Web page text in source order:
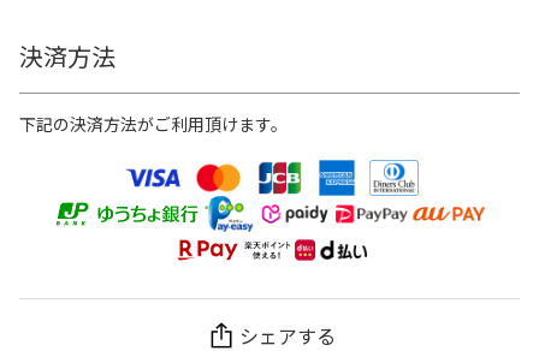
決済方法
下記の決済方法がご利用頂けます。
シェアする